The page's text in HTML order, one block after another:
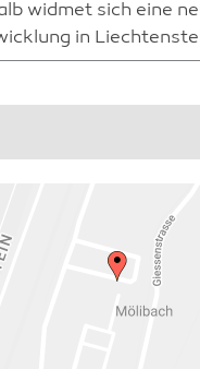
widmet sich eine
in